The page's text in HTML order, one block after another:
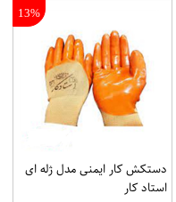
13%
دستکش کار ایمنی مدل ژله ای
استاد کار